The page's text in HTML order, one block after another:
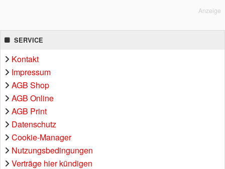
Anzeige
SERVICE
Kontakt
Impressum
AGB Shop
AGB Online
AGB Print
Datenschutz
Cookie-Manager
Nutzungsbedingungen
Verträge hier kündigen